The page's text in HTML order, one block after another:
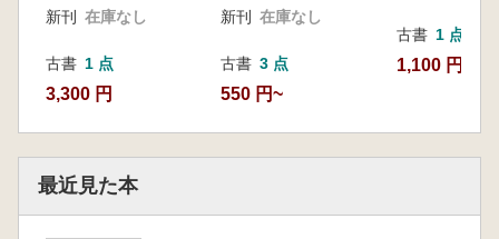
新刊 在庫なし
古書 1 点
3,300 円
新刊 在庫なし
古書 3 点
550 円~
古書 1 点
1,100 円
最近見た本